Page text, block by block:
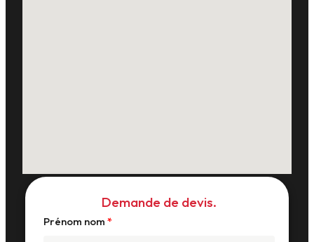
Demande de devis.
Prénom nom